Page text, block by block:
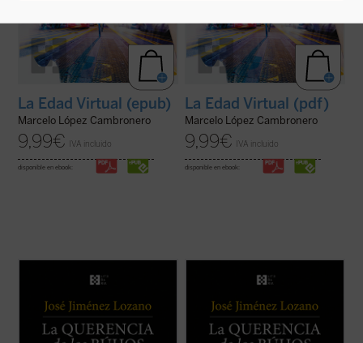
La Edad Virtual (epub)
Marcelo López Cambronero
9,99€ IVA incluido
disponible en ebook:
La Edad Virtual (pdf)
Marcelo López Cambronero
9,99€ IVA incluido
disponible en ebook:
todas inéditas, que nos desvelan el
vivencias son transformados en relatos
que nos sitúan ante aquellos instantes de la
vida que la hacen más verdadera. ...(ver
todas inéditas, que nos desvelan el
vivencias son transformados en relatos
que nos sitúan ante aquellos instantes de la
vida que la hacen más verdadera. ...(ver